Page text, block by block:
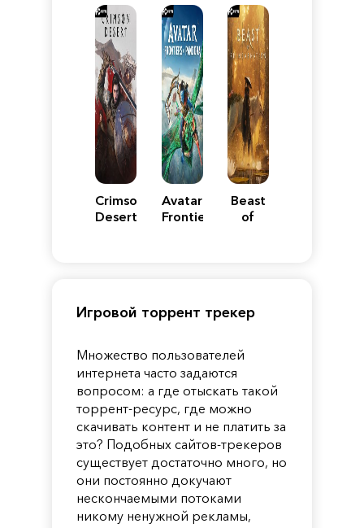
ReimaginedEdition
Y
Crimson
Desert
Avatar:
Frontiers
Beast
of
Игровой торрент трекер
Множество пользователей
интернета часто задаются
вопросом: а где отыскать такой
торрент-ресурс, где можно
скачивать контент и не платить за
это? Подобных сайтов-трекеров
существует достаточно много, но
они постоянно докучают
нескончаемыми потоками
никому ненужной рекламы,